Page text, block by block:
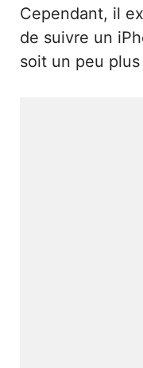
Cependant, il
de suivre un
soit un peu